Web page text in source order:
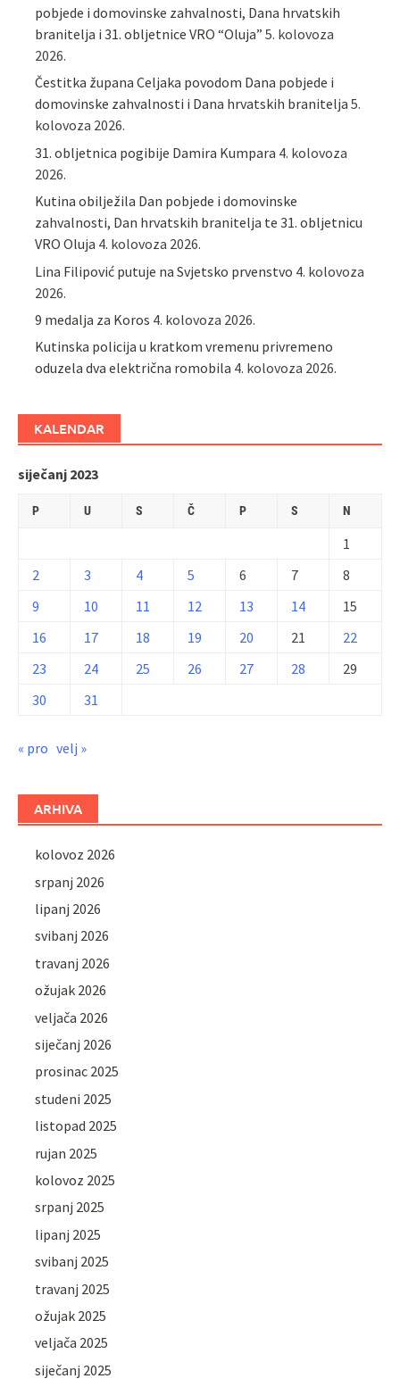
pobjede i domovinske zahvalnosti, Dana hrvatskih
branitelja i 31. obljetnice VRO “Oluja” 5. kolovoza
2026.
Čestitka župana Celjaka povodom Dana pobjede i
domovinske zahvalnosti i Dana hrvatskih branitelja 5.
kolovoza 2026.
31. obljetnica pogibije Damira Kumpara 4. kolovoza
2026.
Kutina obilježila Dan pobjede i domovinske
zahvalnosti, Dan hrvatskih branitelja te 31. obljetnicu
VRO Oluja 4. kolovoza 2026.
Lina Filipović putuje na Svjetsko prvenstvo 4. kolovoza
2026.
9 medalja za Koros 4. kolovoza 2026.
Kutinska policija u kratkom vremenu privremeno
oduzela dva električna romobila 4. kolovoza 2026.
KALENDAR
siječanj 2023
P U S Č P S N
1
2
3 4 5 6 7
8
9
10 11 12 13 14
15
16
17 18 19 20 21
22
23
24 25 26 27 28
29
30
31
« pro velj »
ARHIVA
kolovoz 2026
srpanj 2026
lipanj 2026
svibanj 2026
travanj 2026
ožujak 2026
veljača 2026
siječanj 2026
prosinac 2025
studeni 2025
listopad 2025
rujan 2025
kolovoz 2025
srpanj 2025
lipanj 2025
svibanj 2025
travanj 2025
ožujak 2025
veljača 2025
siječanj 2025